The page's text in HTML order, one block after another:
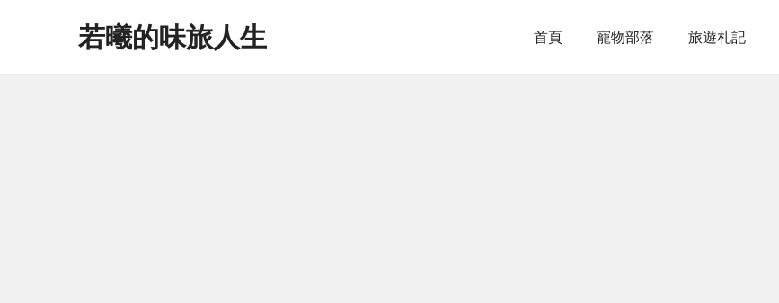
若曦的味旅人生 首頁 寵物部落 旅遊札記